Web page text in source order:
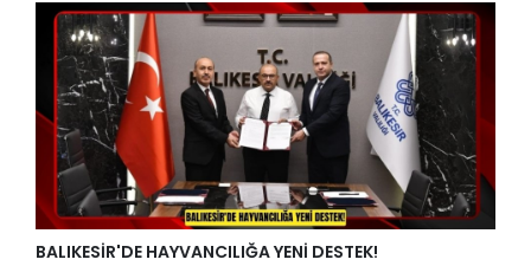
BALIKESİR'DE HAYVANCILIĞA YENİ DESTEK!